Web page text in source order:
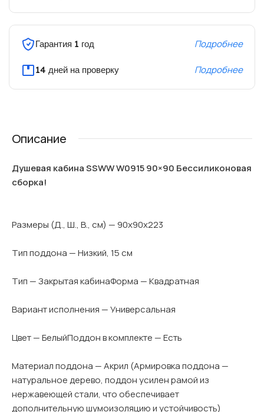
Гарантия 1 год Подробнее
14 дней на проверку Подробнее
Описание
Душевая кабина SSWW W0915 90×90 Бессиликоновая
сборка!
Размеры (Д., Ш., В., см) — 90x90x223
Тип поддона — Низкий, 15 см
Тип — Закрытая кабинаФорма — Квадратная
Вариант исполнения — Универсальная
Цвет — БелыйПоддон в комплекте — Есть
Материал поддона — Акрил (Армировка поддона —
натуральное дерево, поддон усилен рамой из
нержавеющей стали, что обеспечивает
дополнительную шумоизоляцию и устойчивость)